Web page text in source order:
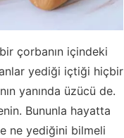
çorbanın içindeki
yediği içtiği hiçbir
yanında üzücü de.
Bununla hayatta
ne yediğini bilmeli